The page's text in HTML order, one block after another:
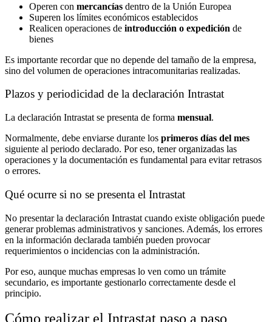
Operen con mercancías dentro de la Unión Europea
Superen los límites económicos establecidos
Realicen operaciones de introducción o expedición de
bienes
Es importante recordar que no depende del tamaño de la empresa,
sino del volumen de operaciones intracomunitarias realizadas.
Plazos y periodicidad de la declaración Intrastat
La declaración Intrastat se presenta de forma mensual.
Normalmente, debe enviarse durante los primeros días del mes
siguiente al periodo declarado. Por eso, tener organizadas las
operaciones y la documentación es fundamental para evitar retrasos
o errores.
Qué ocurre si no se presenta el Intrastat
No presentar la declaración Intrastat cuando existe obligación puede
generar problemas administrativos y sanciones. Además, los errores
en la información declarada también pueden provocar
requerimientos o incidencias con la administración.
Por eso, aunque muchas empresas lo ven como un trámite
secundario, es importante gestionarlo correctamente desde el
principio.
Cómo realizar el Intrastat paso a paso